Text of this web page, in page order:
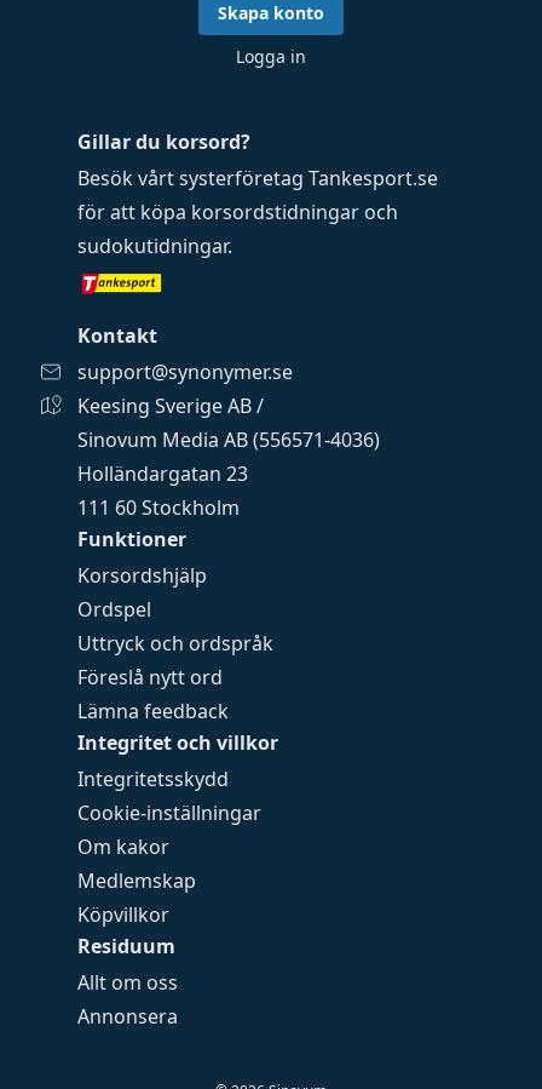
Funktioner
Korsordshjälp
Ordspel
Uttryck och ordspråk
Föreslå nytt ord
Lämna feedback
Integritet och villkor
Integritetsskydd
Cookie-inställningar
Om kakor
Medlemskap
Köpvillkor
Residuum
Allt om oss
Annonsera
Gillar du korsord?
Besök vårt systerföretag Tankesport.se
för att köpa korsordstidningar och
sudokutidningar.
Kontakt
support@synonymer.se
Keesing Sverige AB /
Sinovum Media AB (556571-4036)
Holländargatan 23
111 60 Stockholm
Skapa konto
Logga in